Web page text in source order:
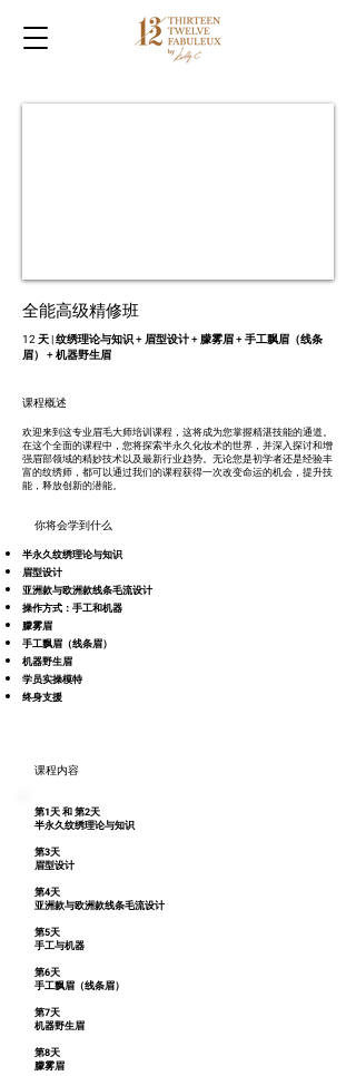
​全能高级精修班
12 天 | 纹绣理论与知识 + 眉型设计 + 朦雾眉 + 手工飘眉（线条
眉） + 机器野生眉
​课程概述
欢迎来到这专业眉毛大师培训课程，这将成为您掌握精湛技能的通道。
在这个全面的课程中，您将探索半永久化妆术的世界，并深入探讨和增
强眉部领域的精妙技术以及最新行业趋势。无论您是初学者还是经验丰
富的纹绣师，都可以通过我们的课程获得一次改变命运的机会，提升技
能，释放创新的潜能。
​你将会学到什么
半永久纹绣理论与知识
眉型设计
亚洲款与欧洲款线条毛流设计
操作方式：手工和机器
朦雾眉
手工飘眉（线条眉）
机器野生眉
学员实操模特
​终身支援
​课程内容
第1天 和 第2天
半永久纹绣理论与知识
第3天
眉型设计
第4天
亚洲款与欧洲款线条毛流设计
第5天
手工与机器
第6天
手工飘眉（线条眉）
第7天
机器野生眉
第8天
朦雾眉